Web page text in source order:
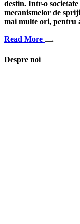
destin. Într-o
mecanismelor de
mai multe ori, pentru
Read More
Despre noi